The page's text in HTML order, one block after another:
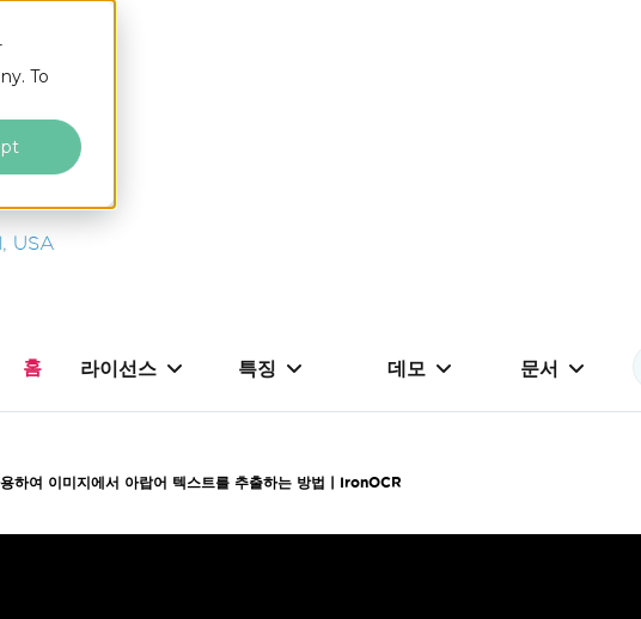
To
USA
홈 라이선스 특징 데모 문서
하여 이미지에서 아랍어 텍스트를 추출하는 방법 | IronOCR